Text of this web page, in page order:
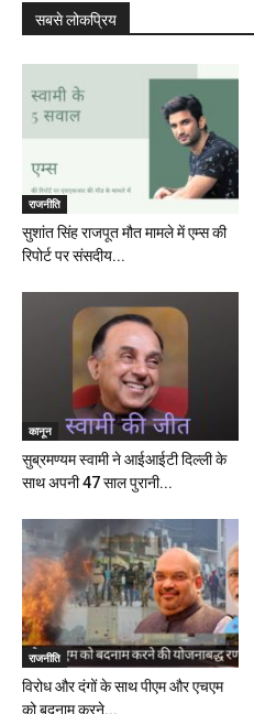
सबसे लोकप्रिय
राजनीति
सुशांत सिंह राजपूत मौत मामले में एम्स की
रिपोर्ट पर संसदीय...
कानून
सुब्रमण्यम स्वामी ने आईआईटी दिल्ली के
साथ अपनी 47 साल पुरानी...
राजनीति
विरोध और दंगों के साथ पीएम और एचएम
को बदनाम करने...